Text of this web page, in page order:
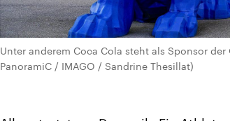
Unter anderem Coca Cola steht als Sponsor
PanoramiC / IMAGO / Sandrine Thesillat)